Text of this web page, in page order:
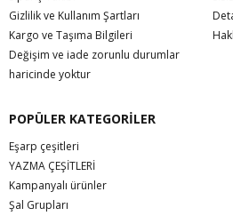
Gizlilik ve Kullanım Şartları
Kargo ve Taşıma Bilgileri
Değişim ve iade zorunlu durumlar
haricinde yoktur
POPÜLER KATEGORİLER
Eşarp çeşitleri
YAZMA ÇEŞİTLERİ
Kampanyalı ürünler
Şal Grupları